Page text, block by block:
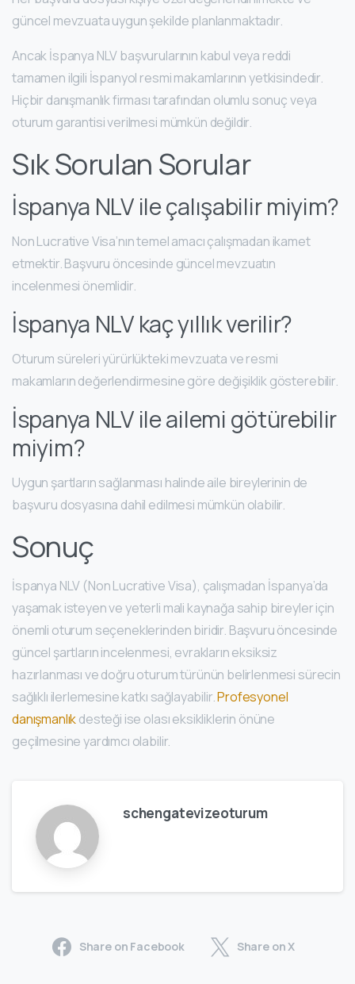
güncel mevzuata uygun şekilde planlanmaktadır.
Ancak İspanya NLV başvurularının kabul veya reddi
tamamen ilgili İspanyol resmi makamlarının yetkisindedir.
Hiçbir danışmanlık firması tarafından olumlu sonuç veya
oturum garantisi verilmesi mümkün değildir.
Sık Sorulan Sorular
İspanya NLV ile çalışabilir miyim?
Non Lucrative Visa’nın temel amacı çalışmadan ikamet
etmektir. Başvuru öncesinde güncel mevzuatın
incelenmesi önemlidir.
İspanya NLV kaç yıllık verilir?
Oturum süreleri yürürlükteki mevzuata ve resmi
makamların değerlendirmesine göre değişiklik gösterebilir.
İspanya NLV ile ailemi götürebilir
miyim?
Uygun şartların sağlanması halinde aile bireylerinin de
başvuru dosyasına dahil edilmesi mümkün olabilir.
Sonuç
İspanya NLV (Non Lucrative Visa), çalışmadan İspanya’da
yaşamak isteyen ve yeterli mali kaynağa sahip bireyler için
önemli oturum seçeneklerinden biridir. Başvuru öncesinde
güncel şartların incelenmesi, evrakların eksiksiz
hazırlanması ve doğru oturum türünün belirlenmesi sürecin
sağlıklı ilerlemesine katkı sağlayabilir.Profesyonel
danışmanlıkdesteği ise olası eksikliklerin önüne
geçilmesine yardımcı olabilir.
schengatevizeoturum
Share on Facebook Share on X